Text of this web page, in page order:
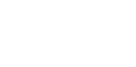
för inlägg/kommentar